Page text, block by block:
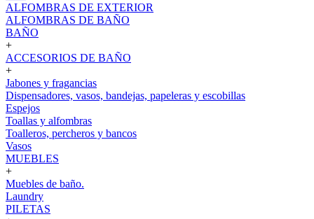
ALFOMBRAS DE EXTERIOR
ALFOMBRAS DE BAÑO
BAÑO
+
ACCESORIOS DE BAÑO
+
Jabones y fragancias
Dispensadores, vasos, bandejas, papeleras y escobillas
Espejos
Toallas y alfombras
Toalleros, percheros y bancos
Vasos
MUEBLES
+
Muebles de baño.
Laundry
PILETAS